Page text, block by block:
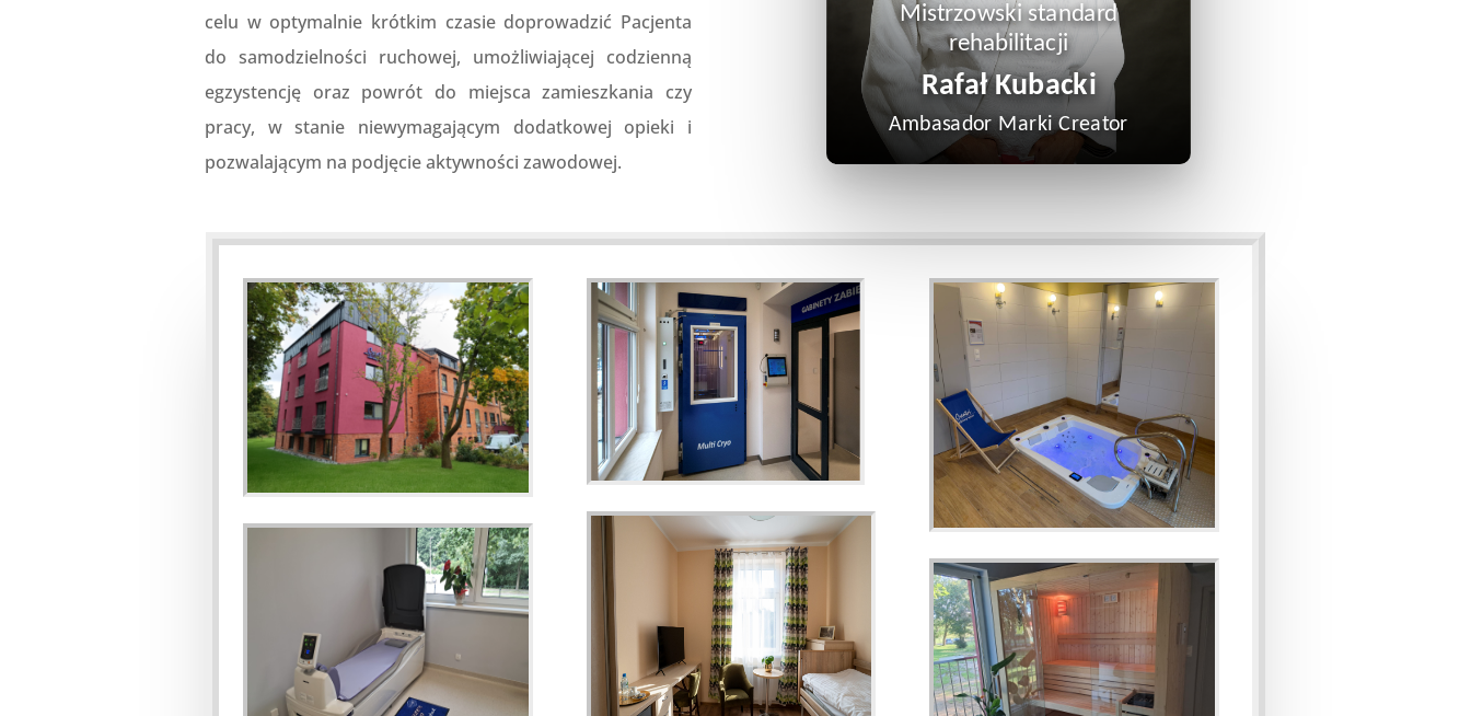
celu w optymalnie krótkim czasie doprowadzić Pacjenta
do samodzielności ruchowej, umożliwiającej codzienną
egzystencję oraz powrót do miejsca zamieszkania czy
pracy, w stanie niewymagającym dodatkowej opieki i
pozwalającym na podjęcie aktywności zawodowej.
Mistrzowski standard
rehabilitacji
Rafał Kubacki
Ambasador Marki Creator